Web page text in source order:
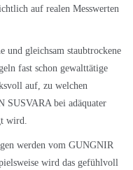
auf realen Messwerten
und gleichsam staubtrockene
fast schon gewalttätige
auf, zu welchen
SUSVARA bei adäquater
wird.
werden vom GUNGNIR
wird das gefühlvoll